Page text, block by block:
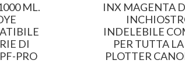
ML.
DI
PRO
INX MAGENTA
INDELEBILE
PER TUTTA
PLOTTER